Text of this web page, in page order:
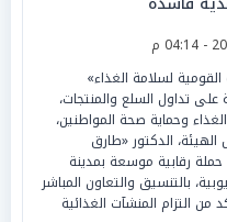
لسلامة الغذاء»
على تداول السلع والمنتجات،
وحماية صحة المواطنين،
الدكتور «طارق
رقابية موسعة بمدينة
بالتنسيق والتعاون المباشر
من التزام المنشآت الغذائية